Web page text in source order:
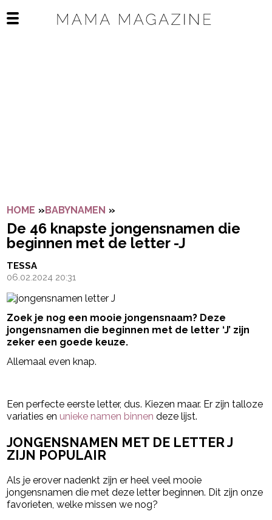
Open het mobiele menu
HOME »BABYNAMEN »
De 46 knapste jongensnamen die
beginnen met de letter -J
TESSA
06.02.2024 20:31
Zoek je nog een mooie jongensnaam? Deze
jongensnamen die beginnen met de letter ‘J’ zijn
zeker een goede keuze.
Allemaal even knap.
Een perfecte eerste letter, dus. Kiezen maar. Er zijn talloze
variaties en unieke namen binnen deze lijst.
JONGENSNAMEN MET DE LETTER J
ZIJN POPULAIR
Als je erover nadenkt zijn er heel veel mooie
jongensnamen die met deze letter beginnen. Dit zijn onze
favorieten, welke missen we nog?